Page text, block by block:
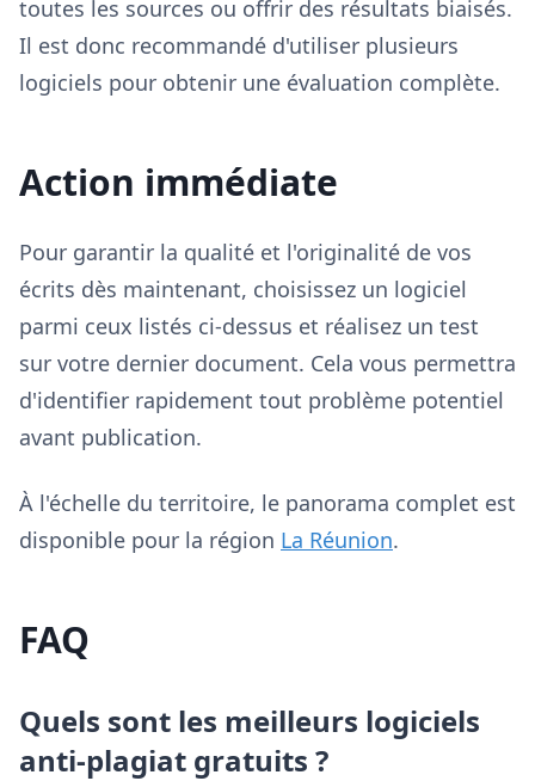
toutes les sources ou offrir des résultats biaisés.
Il est donc recommandé d'utiliser plusieurs
logiciels pour obtenir une évaluation complète.
Action immédiate
Pour garantir la qualité et l'originalité de vos
écrits dès maintenant, choisissez un logiciel
parmi ceux listés ci-dessus et réalisez un test
sur votre dernier document. Cela vous permettra
d'identifier rapidement tout problème potentiel
avant publication.
À l'échelle du territoire, le panorama complet est
disponible pour la région La Réunion.
FAQ
Quels sont les meilleurs logiciels
anti-plagiat gratuits ?